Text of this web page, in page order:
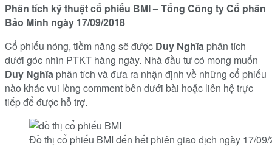
Phân tích kỹ thuật cổ phiếu BMI – Tổng Công ty Cổ phần
Bảo Minh ngày 17/09/2018
Cổ phiếu nóng, tiềm năng sẽ được Duy Nghĩa phân tích
dưới góc nhìn PTKT hàng ngày. Nhà đầu tư có mong muốn
Duy Nghĩa phân tích và đưa ra nhận định về những cổ phiếu
nào khác vui lòng comment bên dưới bài hoặc liên hệ trực
tiếp để được hỗ trợ.
Đồ thị cổ phiếu BMI đến hết phiên giao dịch ngày 17/